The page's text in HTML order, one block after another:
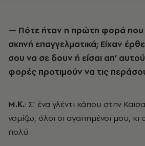
— Πότε ήταν η πρώτη φορά που ανέβηκες στη
σκηνή επαγγελματικά; Είχαν
σου να σε δουν ή είσαι απ’
φορές προτιμούν να τις
Μ.Κ.: Σ’ ένα γλέντι κάπου στην
νομίζω, όλοι οι αγαπημένοι μου,
πολύ.